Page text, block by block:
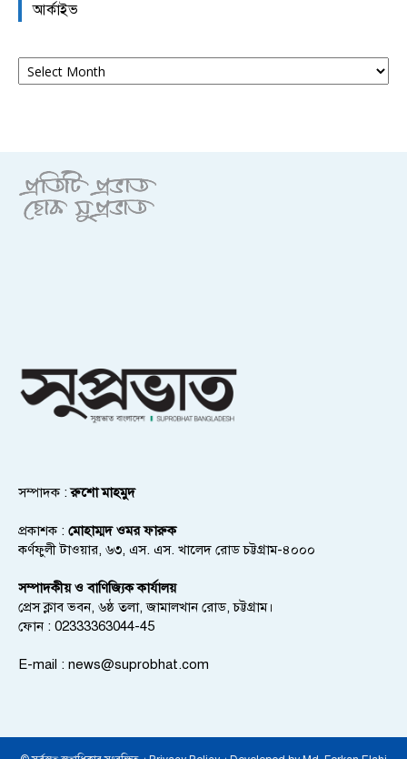
আর্কাইভ
আর্কাইভ
সম্পাদক :রুশো মাহমুদ
প্রকাশক : মোহাম্মদ ওমর ফারুক
কর্ণফুলী টাওয়ার, ৬৩, এস. এস. খালেদ রোড চট্টগ্রাম-৪০০০
সম্পাদকীয় ও বাণিজ্যিক কার্যালয়
প্রেস ক্লাব ভবন, ৬ষ্ঠ তলা, জামালখান রোড, চট্টগ্রাম।
ফোন : 02333363044-45
E-mail : news@suprobhat.com